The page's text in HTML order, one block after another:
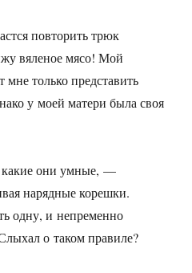
повторить трюк
вяленое мясо! Мой
мне только представить
у моей матери была своя
они умные, —
нарядные корешки.
одну, и непременно
о таком правиле?